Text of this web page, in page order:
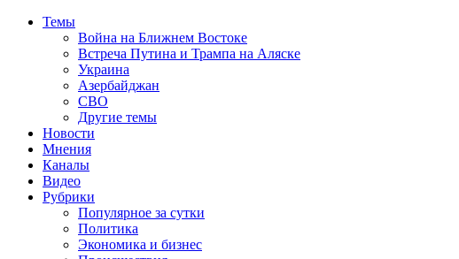
Темы
Война на Ближнем Востоке
Встреча Путина и Трампа на Аляске
Украина
Азербайджан
СВО
Другие темы
Новости
Мнения
Каналы
Видео
Рубрики
Популярное за сутки
Политика
Экономика и бизнес